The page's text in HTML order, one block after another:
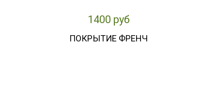
1400 руб
ПОКРЫТИЕ ФРЕНЧ